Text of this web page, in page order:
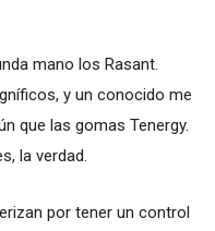
mano los Rasant.
y un conocido me
que las gomas Tenergy.
la verdad.
por tener un control